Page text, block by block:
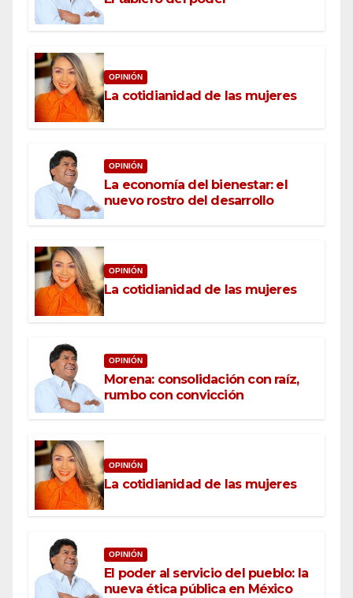
OPINIÓN
La cotidianidad de las mujeres
OPINIÓN
La economía del bienestar: el
nuevo rostro del desarrollo
OPINIÓN
La cotidianidad de las mujeres
OPINIÓN
Morena: consolidación con raíz,
rumbo con convicción
OPINIÓN
La cotidianidad de las mujeres
OPINIÓN
El poder al servicio del pueblo: la
nueva ética pública en México